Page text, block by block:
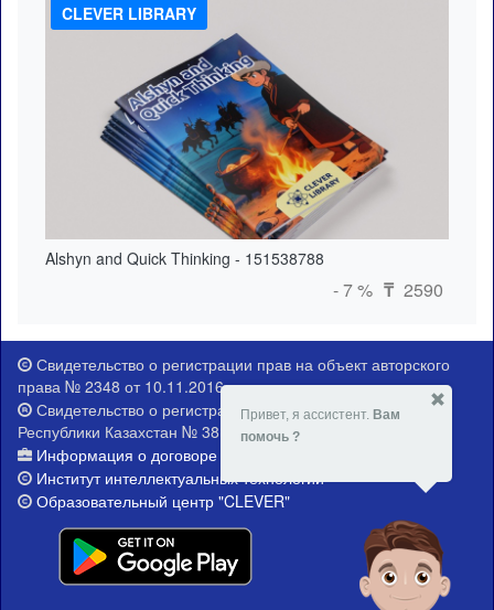
CLEVER LIBRARY
Alshyn and Quick Thinking - 151538788
- 7 % ₸ 2590
Свидетельство о регистрации прав на объект авторского
права № 2348 от 10.11.2016 г.
Свидетельство о регистрации Министерства юстиции
Республики Казахстан № 381-Е от 21.02.2015 г.
Информация о договоре публичной оферты
Институт интеллектуальных технологий
Образовательный центр "CLEVER"
Привет, я ассистент. Вам
помочь ?